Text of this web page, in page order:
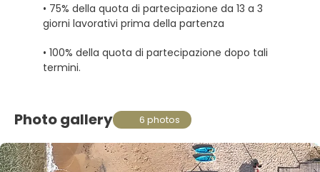
• 75% della quota di partecipazione da 13 a 3
giorni lavorativi prima della partenza
• 100% della quota di partecipazione dopo tali
termini.
Photo gallery 6 photos